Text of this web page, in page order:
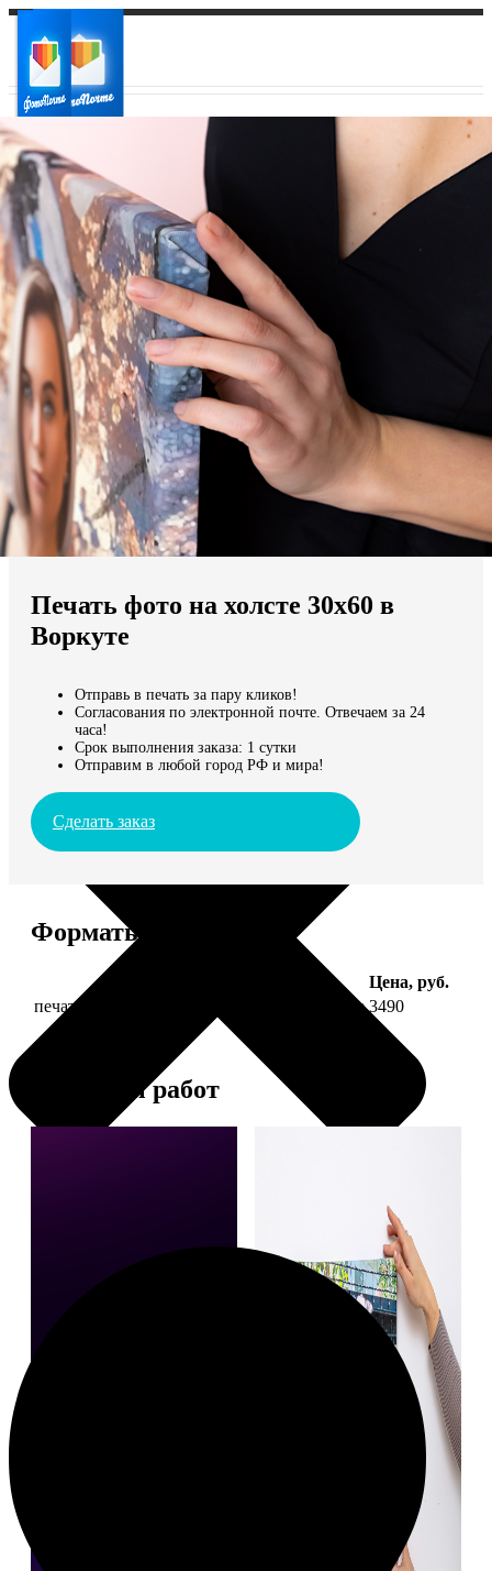
Ваш город:
Ваш регион доставки
Выберите из списка:
Мы доставляем по всему миру
Продолжить без города
Печать фото на холсте 30х60 в
Воркуте
Отправь в печать за пару кликов!
Согласования по электронной почте. Отвечаем за 24
часа!
Срок выполнения заказа: 1 сутки
Отправим в любой город РФ и мира!
Сделать заказ
Форматы и цены
Цена, руб.
печать фото на холсте 30х60 на подрамнике 3490
Примеры работ